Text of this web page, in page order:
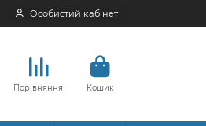
Особистий кабінет
Порівняння Кошик